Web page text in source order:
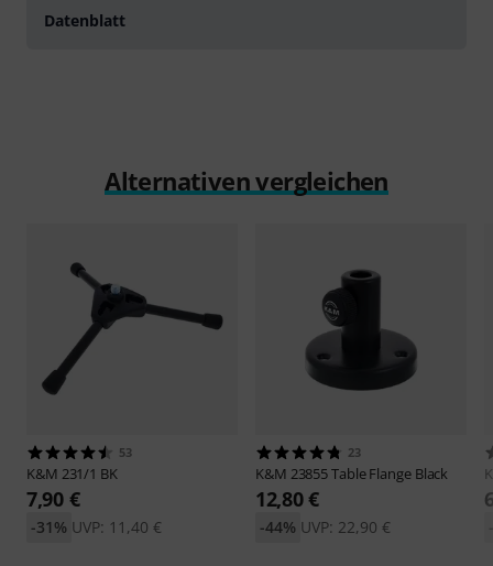
Datenblatt
Alternativen vergleichen
53
K&M 231/1 BK
7,90 €
UVP: 11,40 €
-31%
23
K&M 23855 Table Flange Black
12,80 €
UVP: 22,90 €
-44%